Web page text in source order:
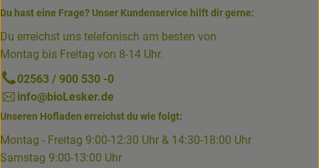
Du hast eine Frage? Unser Kundenservice hilft dir gerne:
Du erreichst uns telefonisch am besten von
Montag bis Freitag von 8-14 Uhr.
02563 / 900 530 -0
info@bioLesker.de
Unseren Hofladen erreichst du wie folgt:
Montag - Freitag 9:00-12:30 Uhr & 14:30-18:00 Uhr
Samstag 9:00-13:00 Uhr